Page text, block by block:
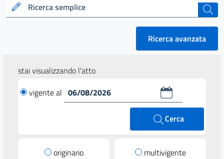
Ricerca semplice cerca
Ricerca avanzata
stai visualizzando l'atto
vigente al
Cerca
originario multivigente